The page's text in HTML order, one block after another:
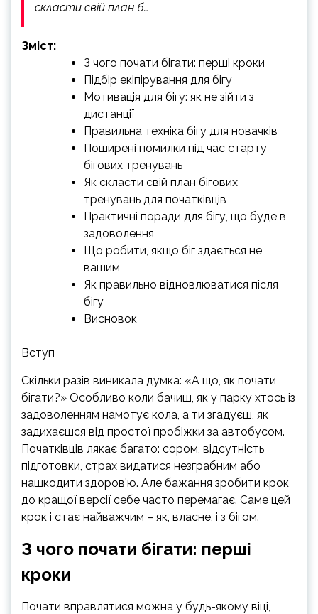
скласти свій план б…
Зміст:
З чого почати бігати: перші кроки
Підбір екіпірування для бігу
Мотивація для бігу: як не зійти з
дистанції
Правильна техніка бігу для новачків
Поширені помилки під час старту
бігових тренувань
Як скласти свій план бігових
тренувань для початківців
Практичні поради для бігу, що буде в
задоволення
Що робити, якщо біг здається не
вашим
Як правильно відновлюватися після
бігу
Висновок
Вступ
Скільки разів виникала думка: «А що, як почати
бігати?» Особливо коли бачиш, як у парку хтось із
задоволенням намотує кола, а ти згадуєш, як
задихаєшся від простої пробіжки за автобусом.
Початківців лякає багато: сором, відсутність
підготовки, страх видатися незграбним або
нашкодити здоров’ю. Але бажання зробити крок
до кращої версії себе часто перемагає. Саме цей
крок і стає найважчим – як, власне, і з бігом.
З чого почати бігати: перші
кроки
Почати вправлятися можна у будь-якому віці,